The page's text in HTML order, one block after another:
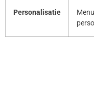
Personalisatie